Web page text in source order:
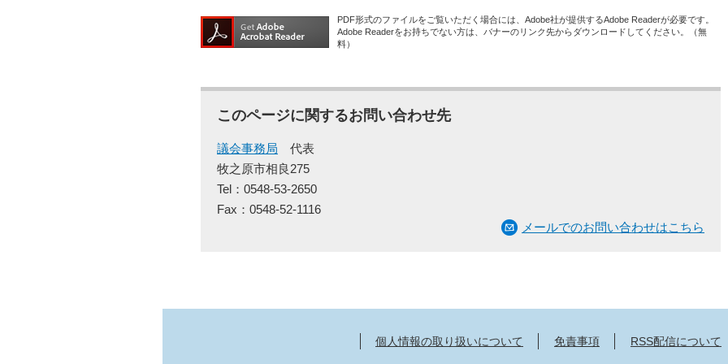
PDF形式のファイルをご覧いただく場合には、Adobe社が提供するAdobe Readerが必要です。
Adobe Readerをお持ちでない方は、バナーのリンク先からダウンロードしてください。（無
料）
このページに関するお問い合わせ先
議会事務局
代表
牧之原市相良275
Tel：0548-53-2650
Fax：0548-52-1116
メールでのお問い合わせはこちら
個人情報の取り扱いについて 免責事項 RSS配信について